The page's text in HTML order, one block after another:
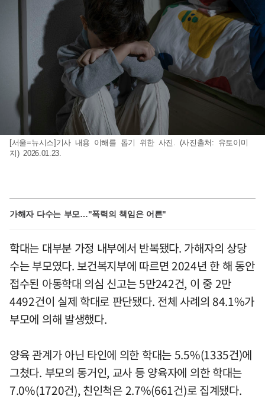
[서울=뉴시스]기사 내용 이해를 돕기 위한 사진. (사진출처: 유토이미
지) 2026.01.23.
가해자 다수는 부모…"폭력의 책임은 어른"
학대는 대부분 가정 내부에서 반복됐다. 가해자의 상당
수는 부모였다. 보건복지부에 따르면 2024년 한 해 동안
접수된 아동학대 의심 신고는 5만242건, 이 중 2만
4492건이 실제 학대로 판단됐다. 전체 사례의 84.1%가
부모에 의해 발생했다.
양육 관계가 아닌 타인에 의한 학대는 5.5%(1335건)에
그쳤다. 부모의 동거인, 교사 등 양육자에 의한 학대는
7.0%(1720건), 친인척은 2.7%(661건)로 집계됐다.